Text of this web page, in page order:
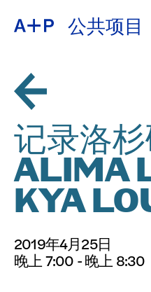
公共项目
教育
培养青
展览
公共项
档案
捐
普通话
日本語
记录洛
ALIMA
KYA
2019年4月25日
晚上 7:00 - 晚上 8:30